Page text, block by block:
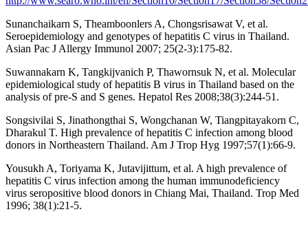
Sunanchaikarn S, Theamboonlers A, Chongsrisawat V, et al.
Seroepidemiology and genotypes of hepatitis C virus in Thailand.
Asian Pac J Allergy Immunol 2007; 25(2-3):175-82.
Suwannakarn K, Tangkijvanich P, Thawornsuk N, et al. Molecular
epidemiological study of hepatitis B virus in Thailand based on the
analysis of pre-S and S genes. Hepatol Res 2008;38(3):244-51.
Songsivilai S, Jinathongthai S, Wongchanan W, Tiangpitayakorn C,
Dharakul T. High prevalence of hepatitis C infection among blood
donors in Northeastern Thailand. Am J Trop Hyg 1997;57(1):66-9.
Yousukh A, Toriyama K, Jutavijittum, et al. A high prevalence of
hepatitis C virus infection among the human immunodeficiency
virus seropositive blood donors in Chiang Mai, Thailand. Trop Med
1996; 38(1):21-5.